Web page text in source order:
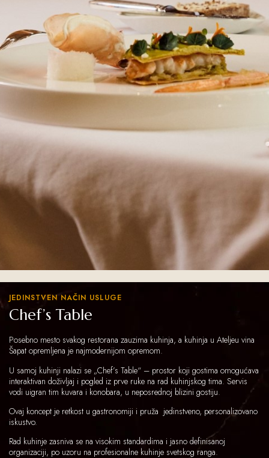
JEDINSTVEN NAČIN USLUGE
Chef’s Table
Posebno mesto svakog restorana zauzima kuhinja, a kuhinja u Ateljeu vina
Šapat opremljena je najmodernijom opremom.
U samoj kuhinji nalazi se „Chef’s Table“ – prostor koji gostima omogućava
interaktivan doživljaj i pogled iz prve ruke na rad kuhinjskog tima. Servis
vodi uigran tim kuvara i konobara, u neposrednoj blizini gostiju.
Ovaj koncept je retkost u gastronomiji i pruža jedinstveno, personalizovano
iskustvo.
Rad kuhinje zasniva se na visokim standardima i jasno definisanoj
organizaciji, po uzoru na profesionalne kuhinje svetskog ranga.